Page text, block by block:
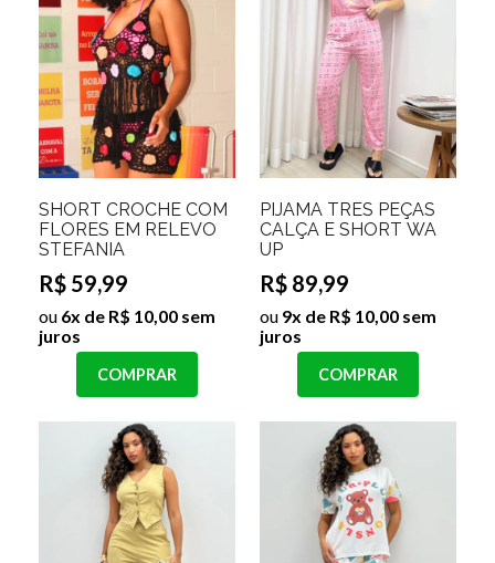
SHORT CROCHE COM
FLORES EM RELEVO
STEFANIA
R$ 59,99
ou 6x de R$ 10,00 sem
juros
COMPRAR
PIJAMA TRÊS PEÇAS
CALÇA E SHORT WA
UP
R$ 89,99
ou 9x de R$ 10,00 sem
juros
COMPRAR